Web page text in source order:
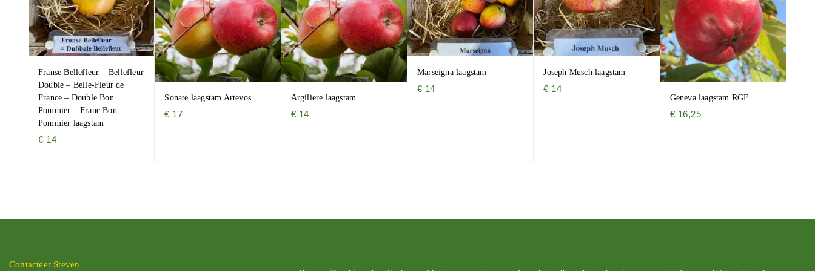
Franse Bellefleur – Bellefleur
Double – Belle-Fleur de
France – Double Bon
Pommier – Franc Bon
Pommier laagstam
€ 14
Sonate laagstam Artevos
€ 17
Argiliere laagstam
€ 14
Marseigna laagstam
€ 14
Joseph Musch laagstam
€ 14
Geneva laagstam RGF
€ 16,25
Contacteer Steven